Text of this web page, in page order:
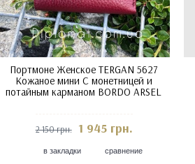
Портмоне Женское TERGAN 5627
Кожаное мини С монетницей и
потайным карманом FUJYA ARSEL
1 750 грн. 1 576 грн.
в закладки сравнение